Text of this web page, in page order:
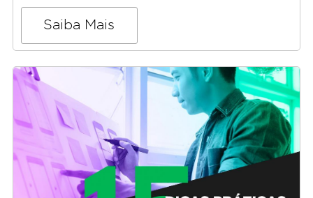
Saiba Mais